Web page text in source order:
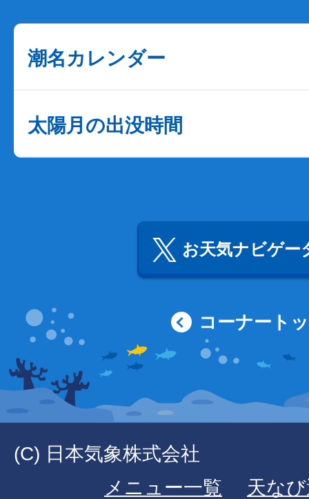
潮名カレンダー
太陽月の出没時間
お天気ナビゲー
コーナート
(C) 日本気象株式会社
メニュー一覧
天な